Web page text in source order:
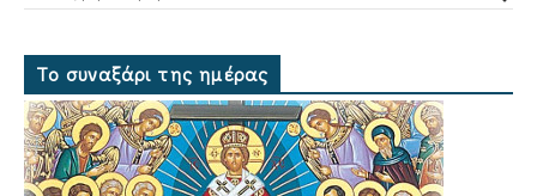
Το συναξάρι της ημέρας